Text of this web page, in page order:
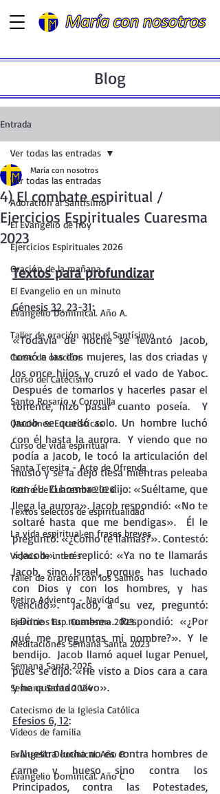
Blog
Entrada
Ver todas las entradas
Adoración al Santísimo
El Evangelio de hoy
Ejercicios Espirituales 2026
Oración de la mañana
El Evangelio en un minuto
Evangelio Dominical. Año A.
Taller de oración ante el Santísimo
Curso de oración
Curso del Catecismo
Santo Rosario y Coronilla
Oraciones Eucarísticas
Curso de vida espiritual
Santa Teresita - Acto de Ofrenda
Retiro de Cuaresma 2026
Textos selectos de espiritualidad
La vida espiritual en frases breves
Vídeos de interés
Taller de oración con los Salmos
Retiro Adviento - Navidad
Ejercicios Esp. Cuaresma 2023
Meditaciones Semana Santa 2023
Semana Santa 2025
Semana Santa 2024
Catecismo de la Iglesia Católica
Vídeos de familia
Evangelio Dominical. Año B
Evangelio Dominical. Año C
Ver todas las entradas
4) El combate espiritual /
Ejercicios Espirituales Cuaresma
2023
María con nosotros
Textos para profundizar
Génesis 32, 23-31:
«Todavía de noche se levantó Jacob,
tomó a las dos mujeres, las dos criadas y
los once hijos, y cruzó el vado de Yaboc.
Después de tomarlos y hacerles pasar el
torrente, hizo pasar cuanto poseía.  Y
Jacob se quedó solo. Un hombre luchó
con él hasta la aurora.  Y viendo que no
podía a Jacob, le tocó la articulación del
muslo y se la dejó tiesa mientras peleaba
con él.  El hombre le dijo: «Suéltame, que
llega la aurora». Jacob respondió: «No te
soltaré hasta que me bendigas».  Él le
preguntó: «¿Cómo te llamas?». Contestó:
«Jacob».  Le replicó: «Ya no te llamarás
Jacob, sino Israel, porque has luchado
con Dios y con los hombres, y has
vencido».  Jacob, a su vez, preguntó:
«Dime tu nombre». Respondió: «¿Por
qué me preguntas mi nombre?». Y le
bendijo.  Jacob llamó aquel lugar Penuel,
pues se dijo: «He visto a Dios cara a cara
y he quedado vivo».
Efesios 6, 12:
«Nuestra lucha no es contra hombres de
carne y hueso sino contra los
Principados, contra las Potestades,